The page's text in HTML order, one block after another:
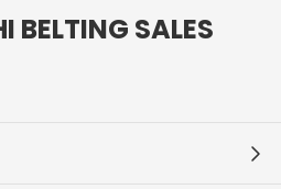
BELTING SALES